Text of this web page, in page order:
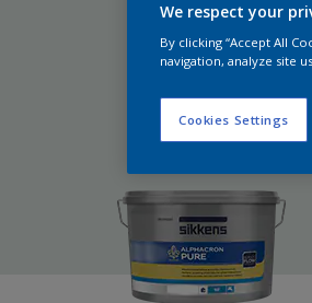
We respect your
By clicking “Accept All
navigation, analyze site
Cookies Settings